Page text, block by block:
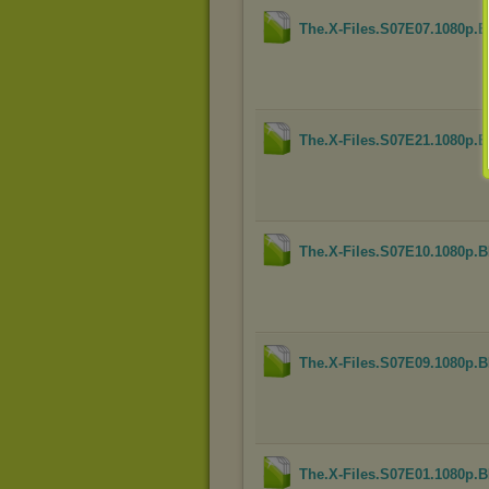
The.X-
The.X-
The.X-
The.X-
The.X-